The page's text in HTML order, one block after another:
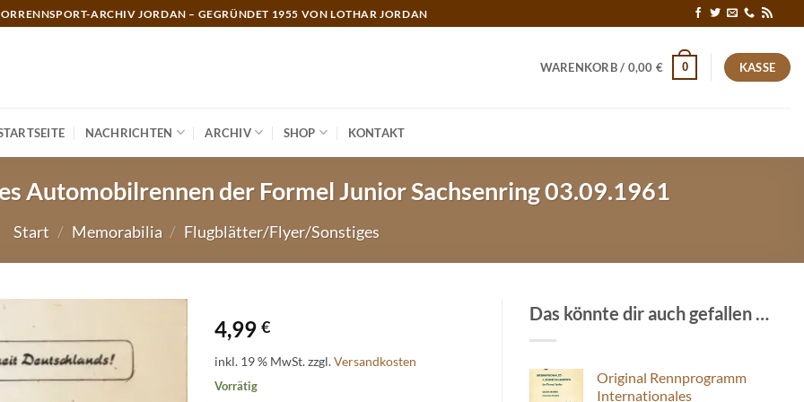
ARCHIV JORDAN – GEGRÜNDET 1955 VON LOTHAR JORDAN
WARENKORB / 0,00 € 0 KASSE
NACHRICHTEN ARCHIV SHOP KONTAKT
Automobilrennen der Formel Junior Sachsenring 03.09.1961
Start / Memorabilia / Flugblätter/Flyer/Sonstiges
4,99 €
inkl. 19 % MwSt.zzgl.Versandkosten
Vorrätig
Das könnte dir auch gefallen …
Original Rennprogramm
Internationales